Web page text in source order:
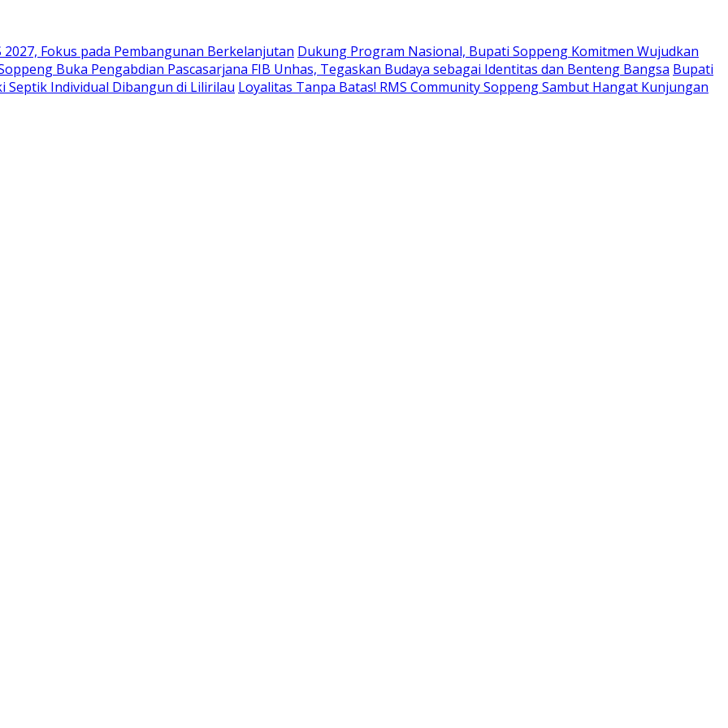
2027, Fokus pada Pembangunan Berkelanjutan Dukung Program Nasional, Bupati Soppeng Komitmen Wujudkan
Buka Pengabdian Pascasarjana FIB Unhas, Tegaskan Budaya sebagai Identitas dan Benteng Bangsa Bupati
Septik Individual Dibangun di Lilirilau Loyalitas Tanpa Batas! RMS Community Soppeng Sambut Hangat Kunjungan